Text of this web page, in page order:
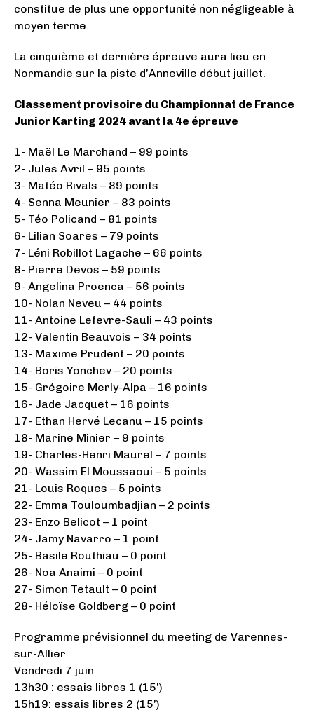
constitue de plus une opportunité non négligeable à
moyen terme.
La cinquième et dernière épreuve aura lieu en
Normandie sur la piste d’Anneville début juillet.
Classement provisoire du Championnat de France
Junior Karting 2024 avant la 4e épreuve
1- Maël Le Marchand – 99 points
2- Jules Avril – 95 points
3- Matéo Rivals – 89 points
4- Senna Meunier – 83 points
5- Téo Policand – 81 points
6- Lilian Soares – 79 points
7- Léni Robillot Lagache – 66 points
8- Pierre Devos – 59 points
9- Angelina Proenca – 56 points
10- Nolan Neveu – 44 points
11- Antoine Lefevre-Sauli – 43 points
12- Valentin Beauvois – 34 points
13- Maxime Prudent – 20 points
14- Boris Yonchev – 20 points
15- Grégoire Merly-Alpa – 16 points
16- Jade Jacquet – 16 points
17- Ethan Hervé Lecanu – 15 points
18- Marine Minier – 9 points
19- Charles-Henri Maurel – 7 points
20- Wassim El Moussaoui – 5 points
21- Louis Roques – 5 points
22- Emma Touloumbadjian – 2 points
23- Enzo Belicot – 1 point
24- Jamy Navarro – 1 point
25- Basile Routhiau – 0 point
26- Noa Anaimi – 0 point
27- Simon Tetault – 0 point
28- Héloïse Goldberg – 0 point
Programme prévisionnel du meeting de Varennes-
sur-Allier
Vendredi 7 juin
13h30 : essais libres 1 (15’)
15h19: essais libres 2 (15’)